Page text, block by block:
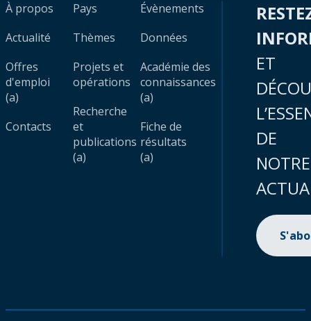
À propos
Actualité
Offres
d'emploi
(a)
Contacts
Pays
Thèmes
Projets et
opérations
Recherche
et
publications
(a)
Évènements
Données
Académie des
connaissances
(a)
Fiche de
résultats
(a)
ET
DE
NOTRE